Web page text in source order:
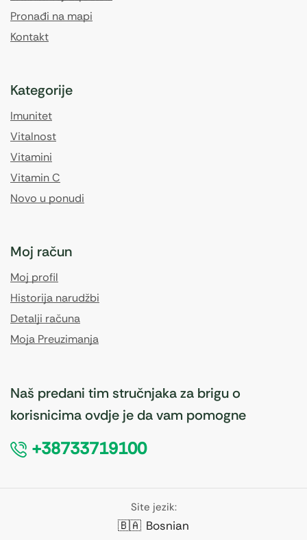
Pronađi na mapi
Kontakt
Kategorije
Imunitet
Vitalnost
Vitamini
Vitamin C
Novo u ponudi
Moj račun
Moj profil
Historija narudžbi
Detalji računa
Moja Preuzimanja
Naš predani tim stručnjaka za brigu o
korisnicima ovdje je da vam pomogne
+38733719100
Site jezik:
🇧🇦 Bosnian